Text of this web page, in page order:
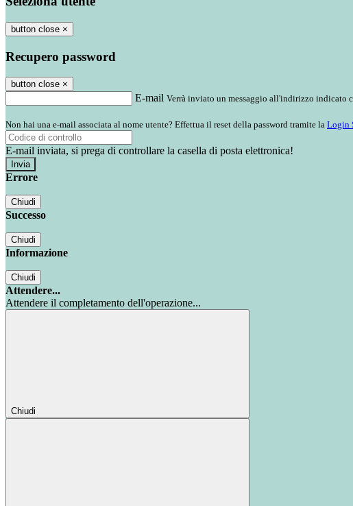
button close ×
Recupero password
button close ×
E-mail Verrà inviato un messaggio all'indirizzo indicato
Non hai una e-mail associata al nome utente? Effettua il reset della password tramite la Login
E-mail inviata, si prega di controllare la casella di posta elettronica!
Errore
Chiudi
Successo
Chiudi
Informazione
Chiudi
Attendere...
Attendere il completamento dell'operazione...
Chiudi